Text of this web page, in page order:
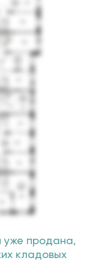
уже продана,
кладовых